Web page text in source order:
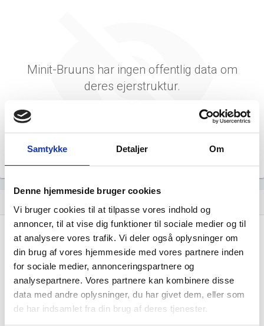
Samtykke Detaljer Om
Denne hjemmeside bruger cookies
Vi bruger cookies til at tilpasse vores indhold og
annoncer, til at vise dig funktioner til sociale medier og til
at analysere vores trafik. Vi deler også oplysninger om
din brug af vores hjemmeside med vores partnere inden
for sociale medier, annonceringspartnere og
analysepartnere. Vores partnere kan kombinere disse
data med andre oplysninger, du har givet dem, eller som
de har indsamlet fra din brug af deres tjenester.
Minit-Bruuns har ingen offentlig data om
deres ejerstruktur.
Minit-Bruuns har ingen datterselskaber.